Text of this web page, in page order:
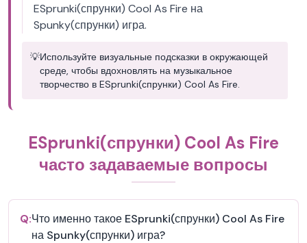
ESprunki(спрунки) Cool As Fire на
Spunky(спрунки) игра.
💡Используйте визуальные подсказки в окружающей
среде, чтобы вдохновлять на музыкальное
творчество в ESprunki(спрунки) Cool As Fire.
ESprunki(спрунки) Cool As Fire
часто задаваемые вопросы
Q:Что именно такое ESprunki(спрунки) Cool As Fire
на Spunky(спрунки) игра?